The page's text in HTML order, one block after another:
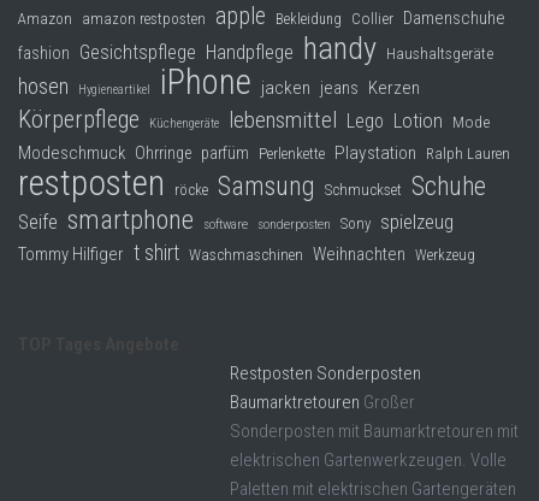
Amazon amazon restposten apple Bekleidung Collier Damenschuhe
fashion Gesichtspflege Handpflege handy Haushaltsgeräte
hosen Hygieneartikel iPhone jacken jeans Kerzen
Körperpflege Küchengeräte lebensmittel Lego Lotion Mode
Modeschmuck Ohrringe parfüm Perlenkette Playstation Ralph Lauren
restposten röcke Samsung Schmuckset Schuhe
Seife smartphone software sonderposten Sony spielzeug
Tommy Hilfiger t shirt Waschmaschinen Weihnachten Werkzeug
Restposten Sonderposten
Baumarktretouren Großer
Sonderposten mit Baumarktretouren mit
elektrischen Gartenwerkzeugen. Volle
Paletten mit elektrischen Gartengeräten